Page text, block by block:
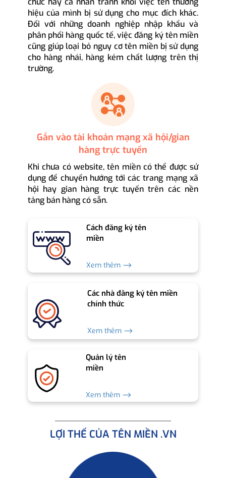
hiệu của mình bị sử dụng cho mục đích khác.
Đối với những doanh nghiệp nhập khẩu và
phân phối hàng quốc tế, việc đăng ký tên miền
cũng giúp loại bỏ nguy cơ tên miền bị sử dụng
cho hàng nhái, hàng kém chất lượng trên thị
trường.
Gắn vào tài khoản mạng xã hội/gian
hàng trực tuyến
Khi chưa có website, tên miền có thể được sử
dụng để chuyển hướng tới các trang mạng xã
hội hay gian hàng trực tuyến trên các nền
tảng bán hàng có sẵn.
Cách đăng ký tên
miền
Xem thêm ⟶
Các nhà đăng ký tên miền
chính thức
Xem thêm ⟶
Quản lý tên
miền
Xem thêm ⟶
LỢI THẾ CỦA TÊN MIỀN .VN